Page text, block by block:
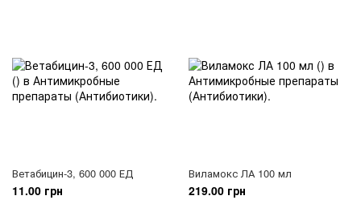
Ветабицин-3, 600 000 ЕД
11.00 грн
Виламокс ЛА 100 мл
219.00 грн